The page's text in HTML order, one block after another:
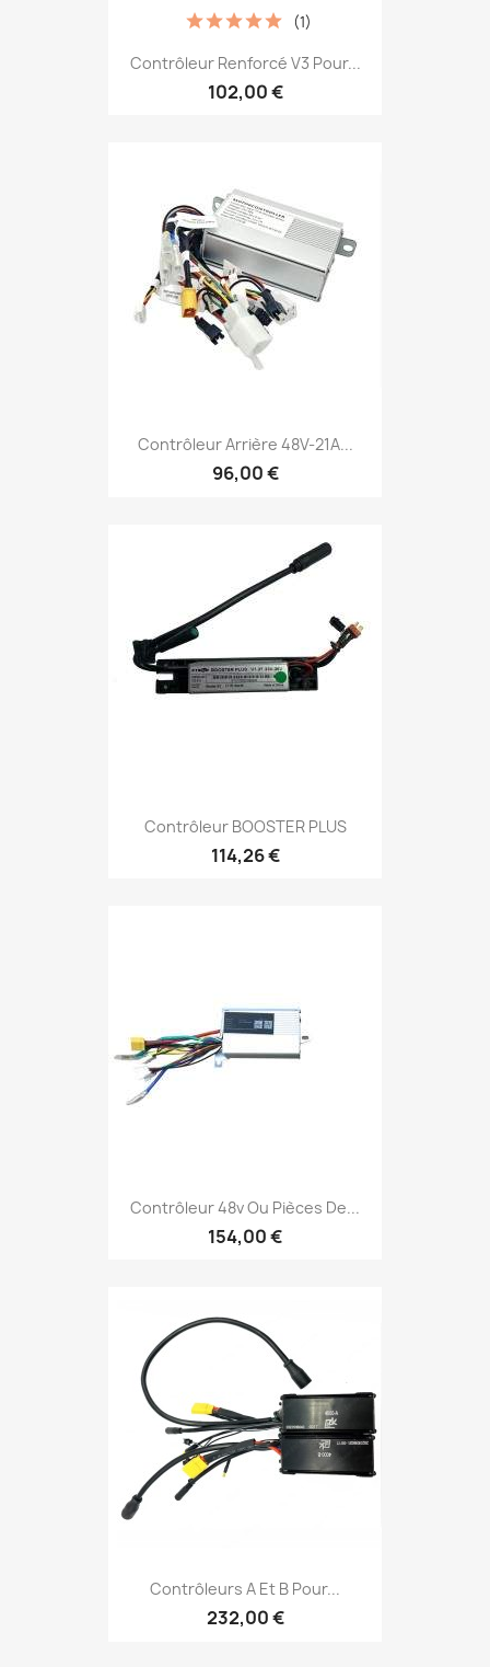
Contrôleur Renforcé V3 Pour...
102,00 €
(1)
Contrôleur Arrière 48V-21A...
96,00 €
Contrôleur BOOSTER PLUS
114,26 €
Contrôleur 48v Ou Pièces De...
154,00 €
Contrôleurs A Et B Pour...
232,00 €